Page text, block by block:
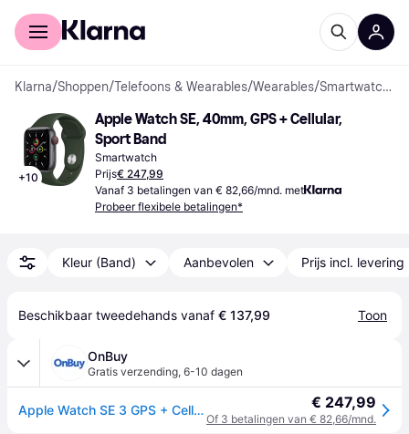
Voor shoppers
Klarna/Shoppen/Telefoons & Wearables/Wearables/ Smartwatches
+10
Apple Watch SE, 40mm, GPS + Cellular,
Sport Band
Smartwatch
Prijs€ 247,99
Vanaf 3 betalingen van € 82,66/mnd. met
Probeer flexibele betalingen*
Kleur (Band) Aanbevolen Prijs incl. levering
Beschikbaar tweedehands vanaf € 137,99 Toon
OnBuy
Gratis verzending, 6-10 dagen
Apple Watch SE 3 GPS + Cellular 40 mm Middernacht Aluminium MEP94 S/M Middernacht Sportband € 247,99
Of 3 betalingen van € 82,66/mnd.